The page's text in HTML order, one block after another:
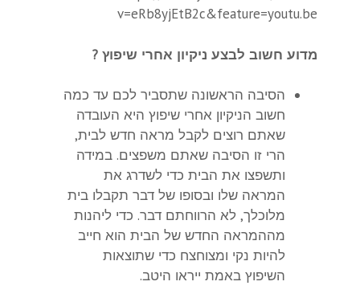
v=eRb8yjEtB2c&feature=youtu.be
מדוע חשוב לבצע ניקיון אחרי שיפוץ?
הסיבה הראשונה שתסביר לכם עד כמה
חשוב הניקיון אחרי שיפוץ היא העובדה
שאתם רוצים לקבל מראה חדש לבית,
הרי זו הסיבה שאתם משפצים. במידה
ותשפצו את הבית כדי לשדרג את
המראה שלו ובסופו של דבר תקבלו בית
מלוכלך, לא הרווחתם דבר. כדי ליהנות
מההמראה החדש של הבית הוא חייב
להיות נקי ומצוחצח כדי שתוצאות
השיפוץ באמת ייראו היטב.